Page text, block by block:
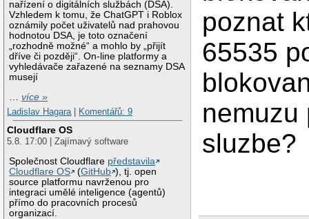
nařízení o digitálních službách (DSA).
Vzhledem k tomu, že ChatGPT i Roblox
oznámily počet uživatelů nad prahovou
hodnotou DSA, je toto označení
„rozhodně možné“ a mohlo by „přijít
dříve či později“. On-line platformy a
vyhledávače zařazené na seznamy DSA
musejí
…více »
Ladislav Hagara| Komentářů: 9
Cloudflare OS
5.8. 17:00 | Zajímavý software
Společnost Cloudflare představila
Cloudflare OS
(GitHub ), tj. open
source platformu navrženou pro
integraci umělé inteligence (agentů)
přímo do pracovních procesů
organizací.
poznat
65535
nemuzu
sluzbe?